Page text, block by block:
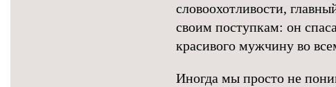
словоохотливости,
своим поступкам: он
красивого мужчину во
Иногда мы просто не